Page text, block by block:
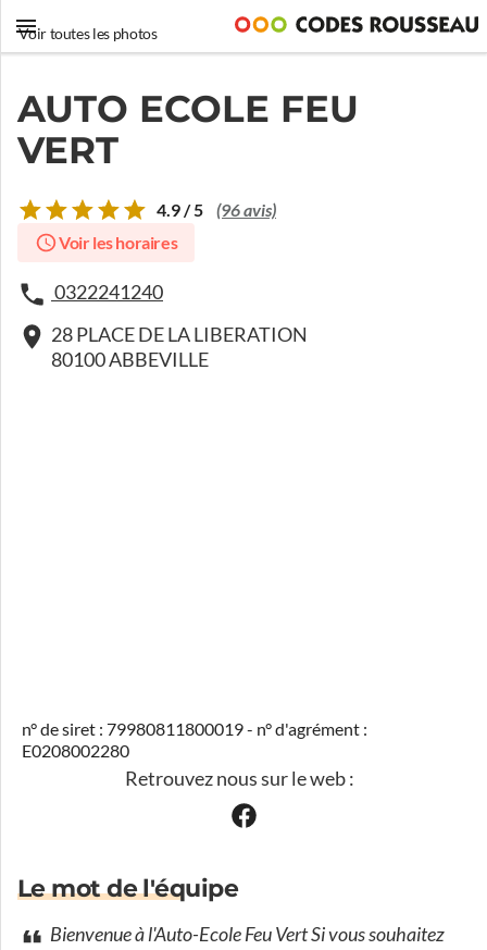
Voir toutes les photos
AUTO ECOLE FEU
VERT
4.9 / 5 (96 avis)
Voir les horaires
0322241240
28 PLACE DE LA LIBERATION
80100 ABBEVILLE
n° de siret : 79980811800019 - n° d'agrément :
E0208002280
Retrouvez nous sur le web :
Le mot de l'équipe
Bienvenue à l'Auto-Ecole Feu Vert Si vous souhaitez